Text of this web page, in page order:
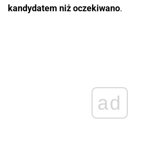
kandydatem niż oczekiwano.
ad